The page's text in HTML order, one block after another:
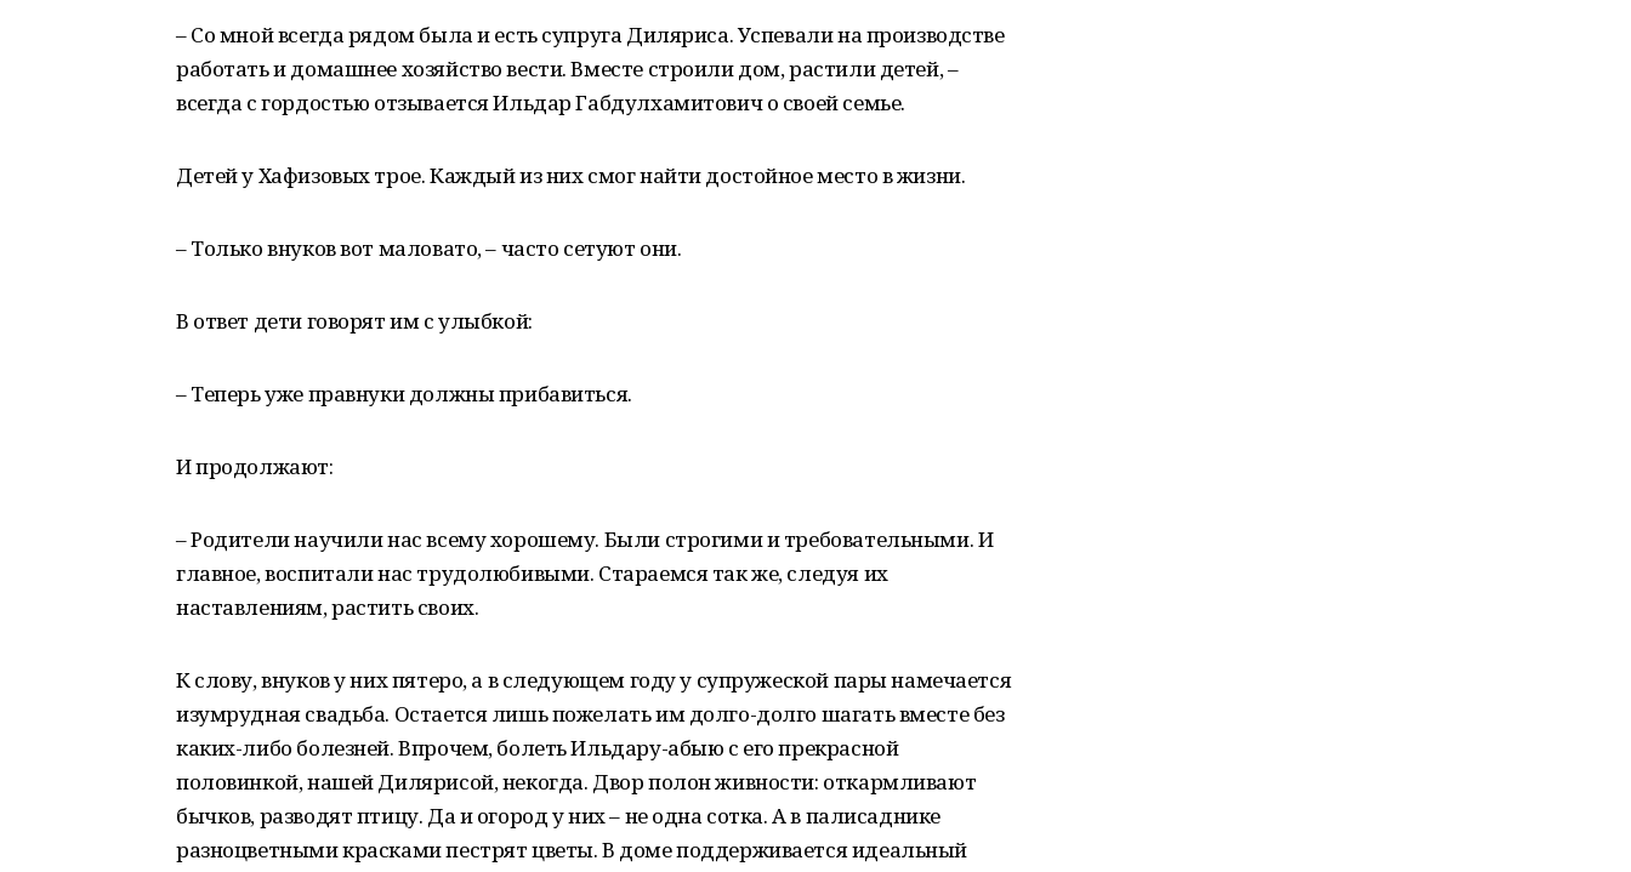
– Со мной всегда рядом была и есть супруга Диляриса. Успевали на производстве
работать и домашнее хозяйство вести. Вместе строили дом, растили детей, –
всегда с гордостью отзывается Ильдар Габдулхамитович о своей семье.
Детей у Хафизовых трое. Каждый из них смог найти достойное место в жизни.
– Только внуков вот маловато, – часто сетуют они.
В ответ дети говорят им с улыбкой:
– Теперь уже правнуки должны прибавиться.
И продолжают:
– Родители научили нас всему хорошему. Были строгими и требовательными. И
главное, воспитали нас трудолюбивыми. Стараемся так же, следуя их
наставлениям, растить своих.
К слову, внуков у них пятеро, а в следующем году у супружеской пары намечается
изумрудная свадьба. Остается лишь пожелать им долго-долго шагать вместе без
каких-либо болезней. Впрочем, болеть Ильдару-абыю с его прекрасной
половинкой, нашей Дилярисой, некогда. Двор полон живности: откармливают
бычков, разводят птицу. Да и огород у них – не одна сотка. А в палисаднике
разноцветными красками пестрят цветы. В доме поддерживается идеальный